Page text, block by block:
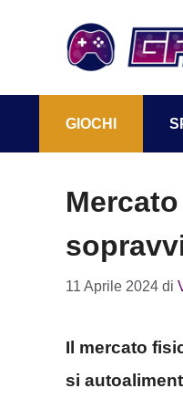
GIOCHI
11 Aprile 2024 di
Il mercato
si